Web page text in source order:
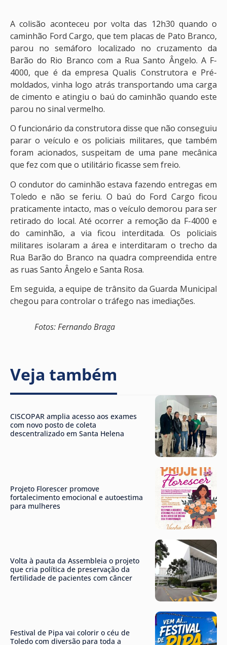
A colisão aconteceu por volta das 12h30 quando o
caminhão Ford Cargo, que tem placas de Pato Branco,
parou no semáforo localizado no cruzamento da
Barão do Rio Branco com a Rua Santo Ângelo. A F-
4000, que é da empresa Qualis Construtora e Pré-
moldados, vinha logo atrás transportando uma carga
de cimento e atingiu o baú do caminhão quando este
parou no sinal vermelho.
O funcionário da construtora disse que não conseguiu
parar o veículo e os policiais militares, que também
foram acionados, suspeitam de uma pane mecânica
que fez com que o utilitário ficasse sem freio.
O condutor do caminhão estava fazendo entregas em
Toledo e não se feriu. O baú do Ford Cargo ficou
praticamente intacto, mas o veículo demorou para ser
retirado do local. Até ocorrer a remoção da F-4000 e
do caminhão, a via ficou interditada. Os policiais
militares isolaram a área e interditaram o trecho da
Rua Barão do Branco na quadra compreendida entre
as ruas Santo Ângelo e Santa Rosa.
Em seguida, a equipe de trânsito da Guarda Municipal
chegou para controlar o tráfego nas imediações.
Fotos: Fernando Braga
Veja também
CISCOPAR amplia acesso aos exames
com novo posto de coleta
descentralizado em Santa Helena
Projeto Florescer promove
fortalecimento emocional e autoestima
para mulheres
Volta à pauta da Assembleia o projeto
que cria política de preservação da
fertilidade de pacientes com câncer
Festival de Pipa vai colorir o céu de
Toledo com diversão para toda a